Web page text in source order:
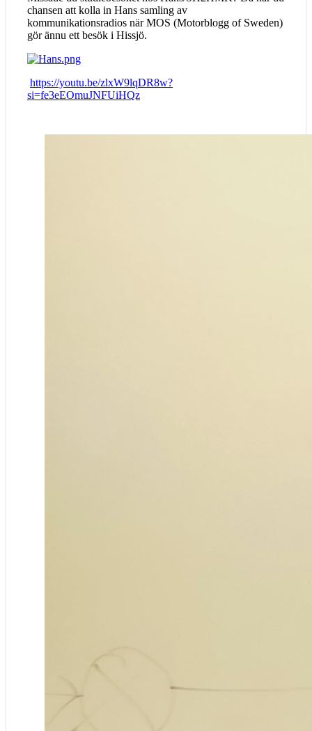
chansen att kolla in Hans samling av
kommunikationsradios när MOS (Motorblogg of Sweden)
gör ännu ett besök i Hissjö.
https://youtu.be/zlxW9lqDR8w?
si=fe3eEOmuJNFUiHQz